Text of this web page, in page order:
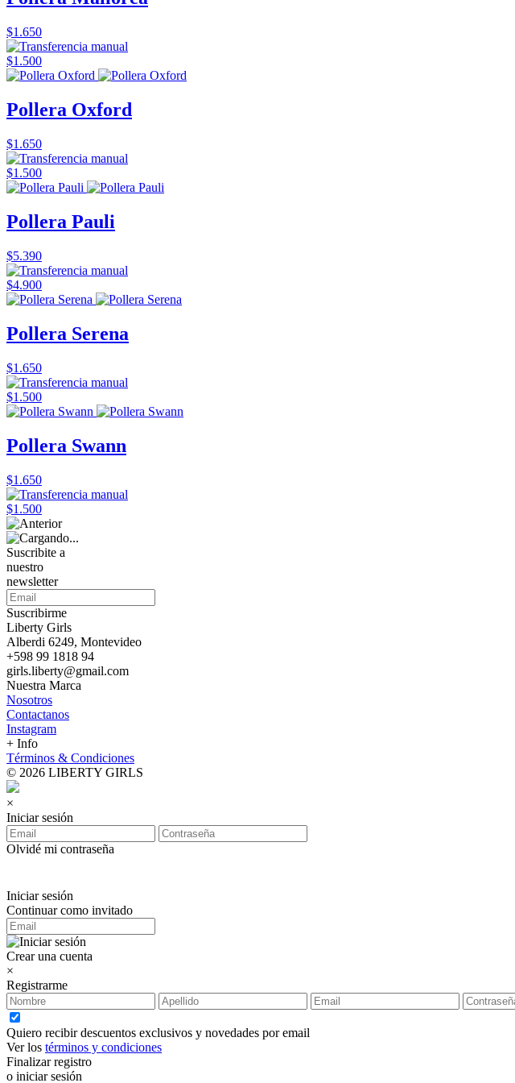
$1.650
$1.500
Pollera Oxford
$1.650
$1.500
Pollera Pauli
$5.390
$4.900
Pollera Serena
$1.650
$1.500
Pollera Swann
$1.650
$1.500
Suscribite a
nuestro
newsletter
Suscribirme
Liberty Girls
Alberdi 6249, Montevideo
+598 99 1818 94
girls.liberty@gmail.com
Nuestra Marca
Nosotros
Contactanos
Instagram
+ Info
Términos & Condiciones
© 2026 LIBERTY GIRLS
×
Iniciar sesión
Olvidé mi contraseña
Iniciar sesión
Continuar como invitado
Crear una cuenta
×
Registrarme
Quiero recibir descuentos exclusivos y novedades por email
Ver los términos y condiciones
Finalizar registro
o iniciar sesión